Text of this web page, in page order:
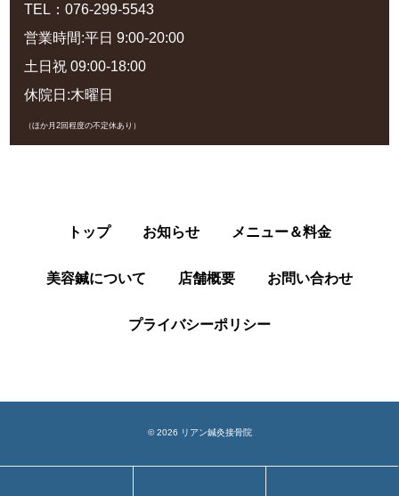
TEL：076-299-5543
営業時間:平日 9:00-20:00
土日祝 09:00-18:00
休院日:木曜日
（ほか月2回程度の不定休あり）
トップ お知らせ メニュー＆料金
美容鍼について 店舗概要 お問い合わせ
プライバシーポリシー
© 2026 リアン鍼灸接骨院